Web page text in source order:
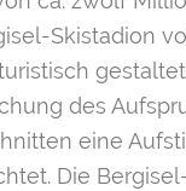
Skistadion
des
eine
Die